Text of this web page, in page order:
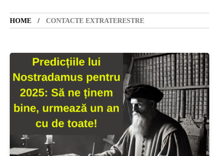
HOME CONTACTE EXTRATERESTRE
SANATATE
SI
INGRIJIRE
ISTORIE